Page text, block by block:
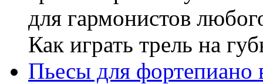
для гармонистов
Как играть трель на
Пьесы для фортепиано